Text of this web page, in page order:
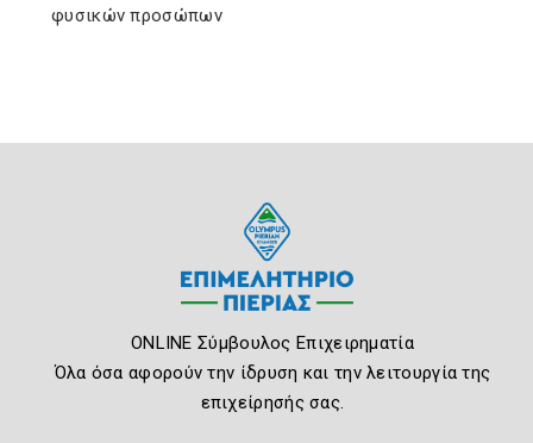
φυσικών προσώπων
ONLINE Σύμβουλος Επιχειρηματία
Όλα όσα αφορούν την ίδρυση και την λειτουργία της
επιχείρησής σας.